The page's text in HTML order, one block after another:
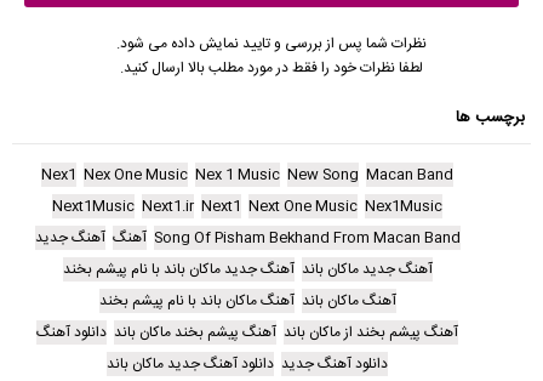
نظرات شما پس از بررسی و تایید نمایش داده می شود.
لطفا نظرات خود را فقط در مورد مطلب بالا ارسال کنید.
برچسب ها
Macan Band
New Song
Nex 1 Music
Nex One Music
Nex1
Nex1Music
Next One Music
Next1
Next1.ir
Next1Music
Song Of Pisham Bekhand From Macan Band آهنگ آهنگ جدید
آهنگ جدید ماکان باند آهنگ جدید ماکان باند با نام پیشم بخند
آهنگ ماکان باند آهنگ ماکان باند با نام پیشم بخند
آهنگ پیشم بخند از ماکان باند آهنگ پیشم بخند ماکان باند دانلود آهنگ
دانلود آهنگ جدید دانلود آهنگ جدید ماکان باند